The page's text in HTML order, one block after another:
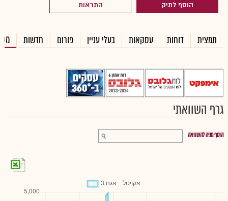
הוסף לתיק התראות
תמצית דוחות עסקאות בעלי עניין פורום חדשות
גרף השוואתי
הוסף מניה להשוואה